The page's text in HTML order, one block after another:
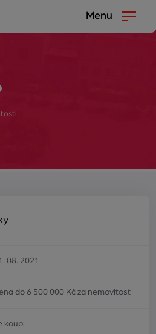
Menu
08. 2021
do 6 500 000 Kč za nemovitost
koupi